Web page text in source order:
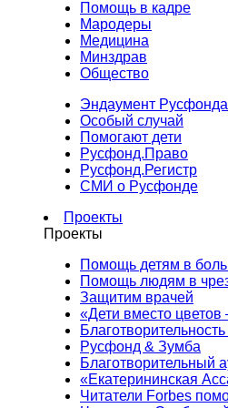
Помощь в кадре
Мародеры
Медицина
Минздрав
Общество
Эндаумент Русфонда
Особый случай
Помогают дети
Русфонд.Право
Русфонд.Регистр
СМИ о Русфонде
Проекты
Проекты
Помощь детям в
Помощь людям в
Защитим врачей
«Дети вместо цветов
Русфонд & Зумба
Благотворительный
«Екатерининская
Читатели Forbes